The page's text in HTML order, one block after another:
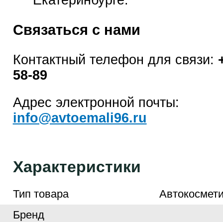
Связаться с нами
Контактный телефон для связи:
58-89
Адрес электронной почты:
info@avtoemali96.ru
Характеристики
Тип товара
Бренд